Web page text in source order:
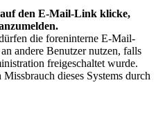
den E-Mail-Link klicke,
die foreninterne E-Mail-
andere Benutzer nutzen, falls
freigeschaltet wurde.
dieses Systems durch